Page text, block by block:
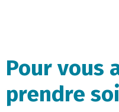
Pour vous
prendre